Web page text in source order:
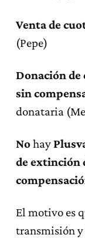
Venta de
(Pepe)
Donación de
sin
donataria
Nohay
de extinción
El motivo es
transmisión y